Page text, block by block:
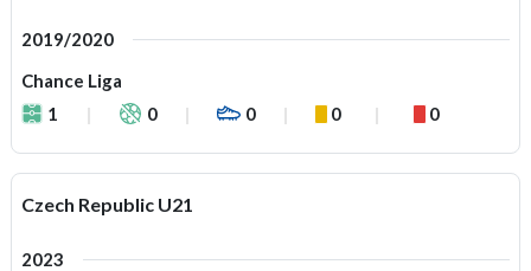
2019/2020
Chance Liga
1
0 0 0 0
Czech Republic U21
2023